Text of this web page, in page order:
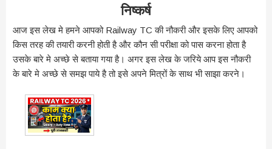
निष्कर्ष
आज इस लेख मे हमने आपको Railway TC की नौकरी और इसके लिए आपको
किस तरह की तयारी करनी होती है और कौन सी परीक्षा को पास करना होता है
उसके बारे मे अच्छे से बताया गया है। अगर इस लेख के जरिये आप इस नौकरी
के बारे मे अच्छे से समझ पाये है तो इसे अपने मित्रों के साथ भी साझा करने।